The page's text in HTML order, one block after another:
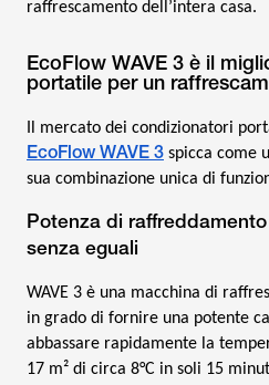
raffrescamento dell’intera casa.
EcoFlow WAVE 3 è il
portatile per un
Il mercato dei condizionatori
EcoFlow WAVE 3 spicca come
sua combinazione unica di
Potenza di
senza eguali
WAVE 3 è una macchina di
in grado di fornire una potente
abbassare rapidamente la
17 m² di circa 8°C in soli 15